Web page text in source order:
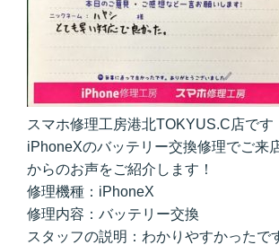
スマホ修理工房港北TOKYUS.C店です
iPhoneXのバッテリー交換修理でご来
からのお声をご紹介します！
修理機種：iPhoneX
修理内容：バッテリー交換
スタッフの説明：わかりやすかったで